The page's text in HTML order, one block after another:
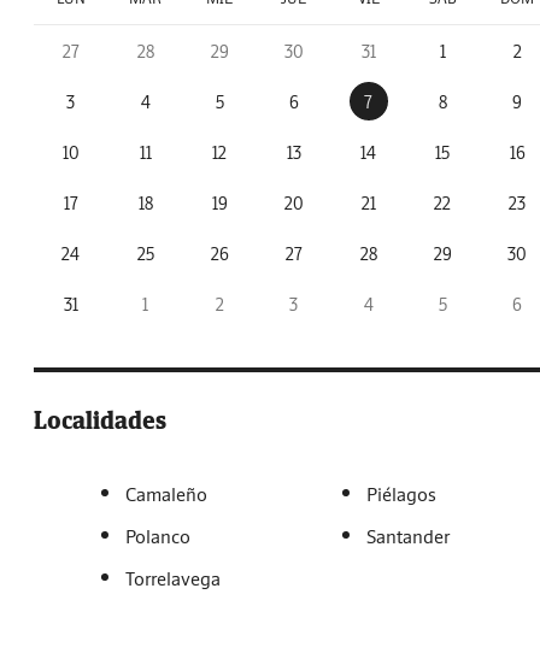
27 28 29 30 31 1 2
3 4 5 6 7 8 9
10 11 12 13 14 15 16
17 18 19 20 21 22 23
24 25 26 27 28 29 30
31 1 2 3 4 5 6
Localidades
Camaleño
Piélagos
Polanco
Santander
Torrelavega